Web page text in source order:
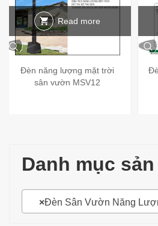
Read more
Đèn năng lượng mặt trời
sân vườn MSV12
Danh mục
×Đèn Sân Vườn Năng